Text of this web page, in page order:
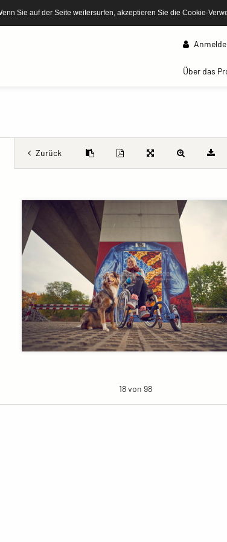
Sie auf der Seite weitersurfen, akzeptieren Sie die Cookie-
Über das
Zurück
18 von 98